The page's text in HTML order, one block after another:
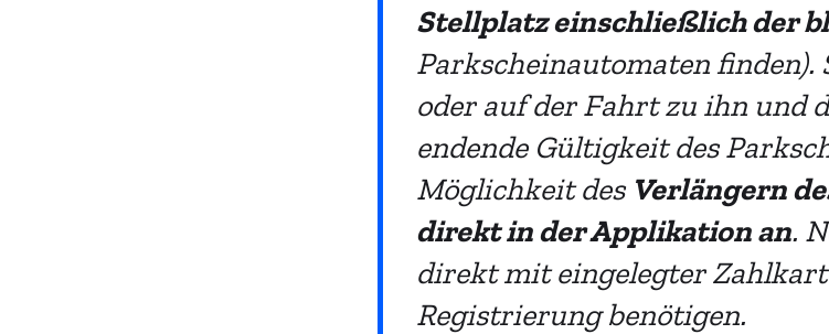
Stellplatz einschließlich der
Parkscheinautomaten finden).
oder auf der Fahrt zu ihn und
endende Gültigkeit des
Möglichkeit des Verlängern
direkt in der Applikation an.
direkt mit eingelegter
Registrierung benötigen.